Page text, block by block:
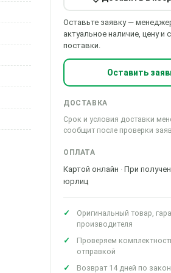
Оставьте заявку —
актуальное наличие, цену и
поставки.
Оставить
ДОСТАВКА
Срок и условия доставки
сообщит после проверки
ОПЛАТА
Картой онлайн · При
юрлиц
Оригинальный товар,
производителя
Проверяем
отправкой
Возврат 14 дней по